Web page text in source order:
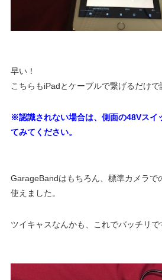
早い！
こちらもiPadとケーブルで繋げるだけで
※認識されない場合は、側面の48Vスイ
てみてください。
GarageBandはもちろん、標準カメラで
使えました。
ツイキャスなんかも、これでバッチリで